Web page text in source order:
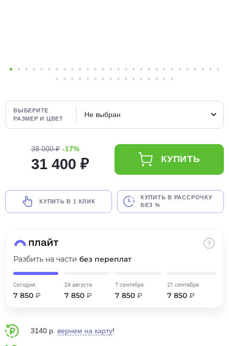
ВЫБЕРИТЕ
РАЗМЕР И ЦВЕТ
Не выбран
38 000 ₽ -17%
31 400 ₽ КУПИТЬ
КУПИТЬ В 1 КЛИК
КУПИТЬ В РАССРОЧКУ
БЕЗ %
Разбить на части без переплат
Сегодня
7 850 ₽
24 августа
7 850 ₽
7 сентября
7 850 ₽
21 сентября
7 850 ₽
3140 р. вернем на карту!
об оплате Плайтом
25
недели
Остались вопросы?
8 800 302-02-51